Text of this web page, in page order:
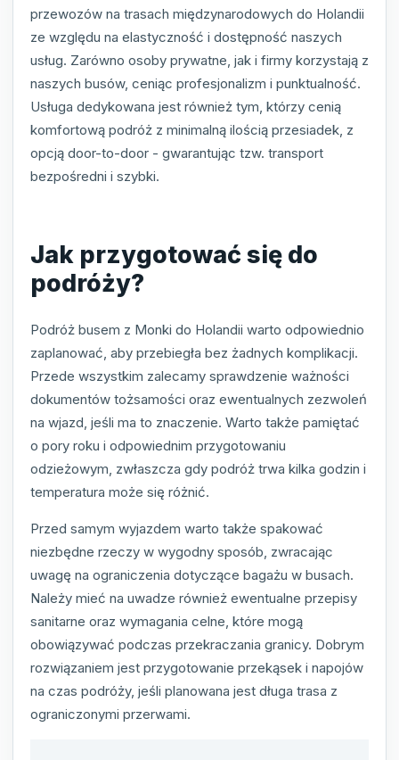
przewozów na trasach międzynarodowych do Holandii
ze względu na elastyczność i dostępność naszych
usług. Zarówno osoby prywatne, jak i firmy korzystają z
naszych busów, ceniąc profesjonalizm i punktualność.
Usługa dedykowana jest również tym, którzy cenią
komfortową podróż z minimalną ilością przesiadek, z
opcją door-to-door - gwarantując tzw. transport
bezpośredni i szybki.
Jak przygotować się do
podróży?
Podróż busem z Monki do Holandii warto odpowiednio
zaplanować, aby przebiegła bez żadnych komplikacji.
Przede wszystkim zalecamy sprawdzenie ważności
dokumentów tożsamości oraz ewentualnych zezwoleń
na wjazd, jeśli ma to znaczenie. Warto także pamiętać
o pory roku i odpowiednim przygotowaniu
odzieżowym, zwłaszcza gdy podróż trwa kilka godzin i
temperatura może się różnić.
Przed samym wyjazdem warto także spakować
niezbędne rzeczy w wygodny sposób, zwracając
uwagę na ograniczenia dotyczące bagażu w busach.
Należy mieć na uwadze również ewentualne przepisy
sanitarne oraz wymagania celne, które mogą
obowiązywać podczas przekraczania granicy. Dobrym
rozwiązaniem jest przygotowanie przekąsek i napojów
na czas podróży, jeśli planowana jest długa trasa z
ograniczonymi przerwami.